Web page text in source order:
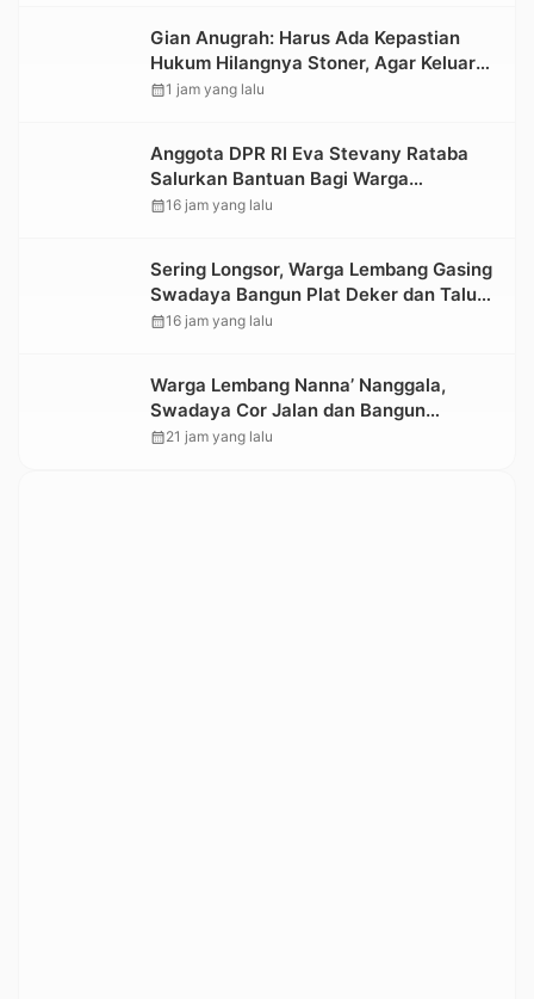
Gian Anugrah: Harus Ada Kepastian
Hukum Hilangnya Stoner, Agar Keluarga
tidak Larut dalam Trauma dan
calendar_month1 jam yang lalu
Anggota DPR RI Eva Stevany Rataba
Salurkan Bantuan Bagi Warga
Terdampak Longsor di Buntu Pepasan
calendar_month16 jam yang lalu
Sering Longsor, Warga Lembang Gasing
Swadaya Bangun Plat Deker dan Talut
Jalan Penghubung Antar Lembang
calendar_month16 jam yang lalu
Warga Lembang Nanna’ Nanggala,
Swadaya Cor Jalan dan Bangun
Jembatan
calendar_month21 jam yang lalu